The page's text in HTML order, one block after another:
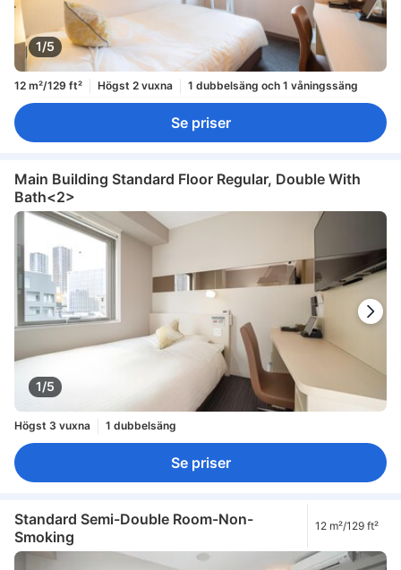
1/5
12 m²/129 ft² Högst 2 vuxna 1 dubbelsäng och 1 våningssäng
Se priser
Main Building Standard Floor Regular, Double With
Bath<2>
1/5
Högst 3 vuxna 1 dubbelsäng
Se priser
Standard Semi-Double Room-Non-
Smoking
12 m²/129 ft²